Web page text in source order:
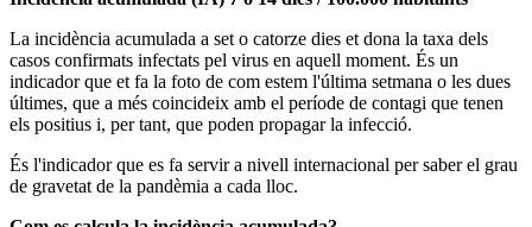
La incidència acumulada a set o catorze dies et dona la taxa dels
casos confirmats infectats pel virus en aquell moment. És un
indicador que et fa la foto de com estem l'última setmana o les dues
últimes, que a més coincideix amb el període de contagi que tenen
els positius i, per tant, que poden propagar la infecció.
És l'indicador que es fa servir a nivell internacional per saber el grau
de gravetat de la pandèmia a cada lloc.